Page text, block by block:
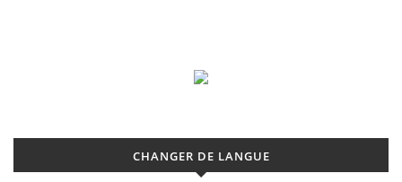
CHANGER DE LANGUE